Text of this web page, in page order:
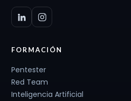
FORMACIÓN
Pentester
Red Team
Inteligencia Artificial